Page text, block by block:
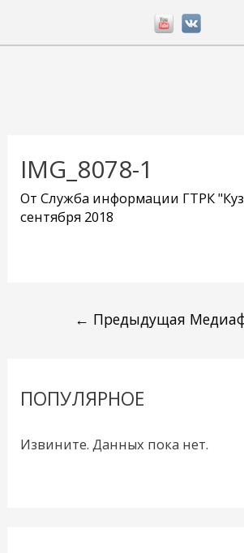
IMG_8078-1
ОтСлужба информации ГТРК
сентября 2018
записям
← Предыдущая
ПОПУЛЯРНОЕ
Извините. Данных пока нет.